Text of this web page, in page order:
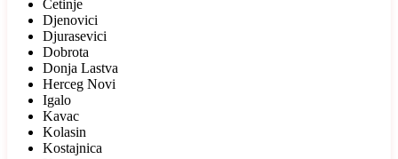
Cetinje
Djenovici
Djurasevici
Dobrota
Donja Lastva
Herceg Novi
Igalo
Kavac
Kolasin
Kostajnica